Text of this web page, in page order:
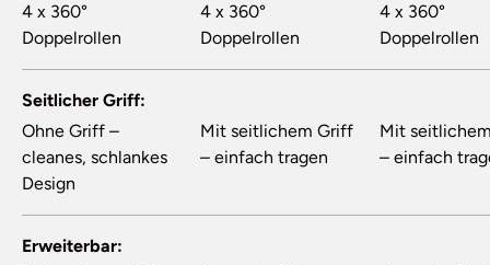
4 x 360°
Doppelrollen
4 x 360°
Doppelrollen
4 x 360°
Doppelrollen
Seitlicher Griff
Ohne Griff –
cleanes, schlankes
Design
Mit seitlichem Griff
– einfach tragen
Mit
– einfach
Erweiterbar